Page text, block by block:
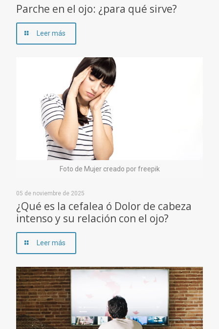
Parche en el ojo: ¿para qué sirve?
Leer más
Foto de Mujer creado por freepik
05 de noviembre de 2025
¿Qué es la cefalea ó Dolor de cabeza
intenso y su relación con el ojo?
Leer más